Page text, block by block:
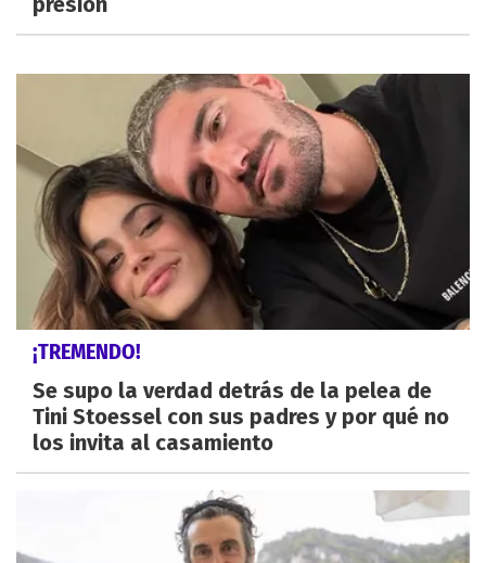
¡TREMENDO!
Se supo la verdad detrás de la pelea de
Tini Stoessel con sus padres y por qué no
los invita al casamiento